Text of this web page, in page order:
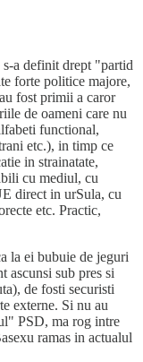
a definit drept "partid
forte politice majore,
fost primii a caror
de oameni care nu
functional,
etc.), in timp ce
in strainatate,
cu mediul, cu
direct in urSula, cu
etc. Practic,
la ei bubuie de jeguri
ascunsi sub pres si
de fosti securisti
externe. Si nu au
PSD, ma rog intre
ramas in actualul